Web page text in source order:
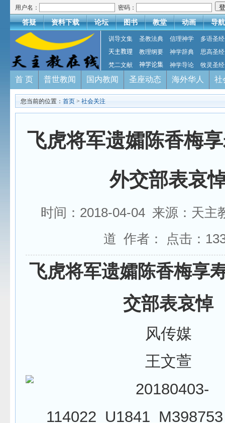
用户名： 密码：
答疑 资料下载 论坛 图书 教堂 动画 导航
训导文集 圣教法典 信理神学
多语圣经
天主教理
教理纲要 神学辞典
思高圣经
梵二文献
神学论集 神学导论 牧灵圣经
首 页 普世教闻 国内教闻 圣座动态 海外华人 社
您当前的位置： 首页 > 社会关注
飞虎将军遗孀陈香梅
外交部表哀
时间：2018-04-04 来源：天主
道 作者： 点击：
飞虎将军遗孀陈香梅享
交部表哀悼
风传媒
王文萱